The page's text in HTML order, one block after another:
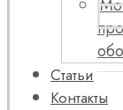
Статьи
Контакты